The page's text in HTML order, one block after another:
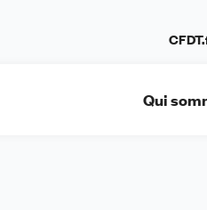
Qui